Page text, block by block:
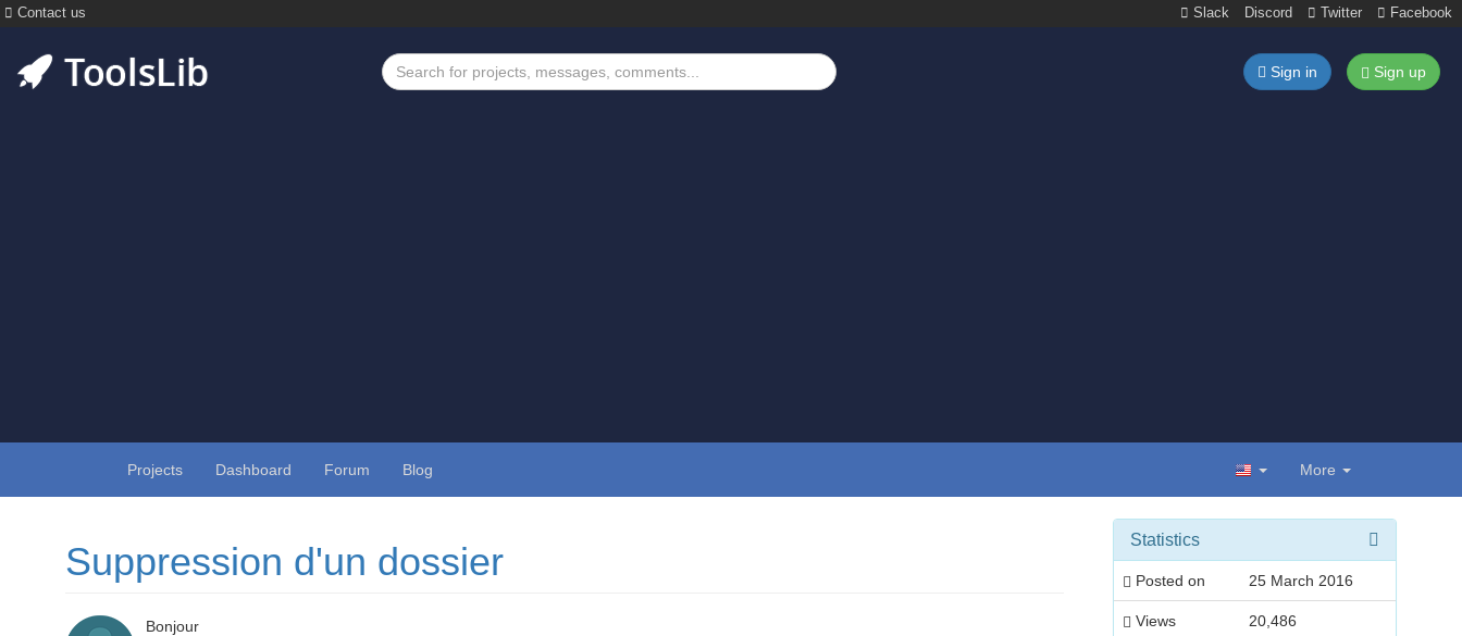
Contact us Slack Discord Twitter Facebook
Sign in Sign up
Projects Dashboard Forum Blog More
Suppression d'un dossier
Bonjour
Statistics
Posted on 25 March 2016
Views 20,486